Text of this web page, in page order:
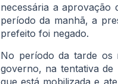
necessária a aprovação
período da manhã, a
prefeito foi negado.
No período da tarde os
governo, na tentativa
que está mobilizada e